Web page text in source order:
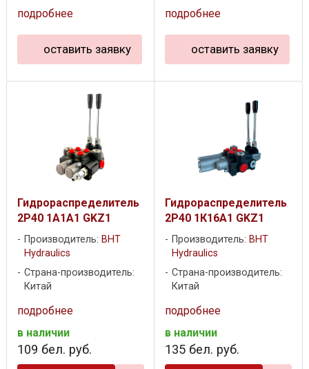
подробнее
оставить заявку
подробнее
оставить заявку
Гидрораспределитель
2P40 1A1A1 GKZ1
Производитель: BHT
Hydraulics
Страна-производитель:
Китай
подробнее
в наличии
109 бел. руб.
Гидрораспределитель
2P40 1К16A1 GKZ1
Производитель: BHT
Hydraulics
Страна-производитель:
Китай
подробнее
в наличии
135 бел. руб.